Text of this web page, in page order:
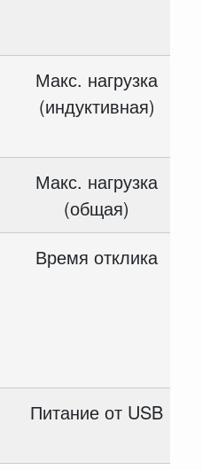
Макс. нагрузка
(индуктивная)
Макс. нагрузка
(общая)
Время отклика
Питание от USB